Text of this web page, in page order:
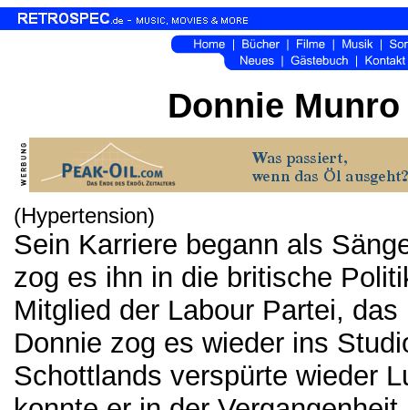
Donnie
(Hypertension)
Sein Karriere begann als
zog es ihn in die britische
Mitglied der Labour Partei,
Donnie zog es wieder ins
Schottlands verspürte wieder